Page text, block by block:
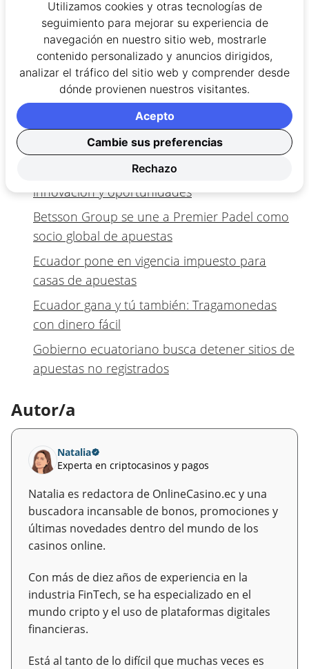
Estaremos atentos a lo que suceda a partir de
esta cumbre, ya que los nuevos proyectos,
productos y juegos se abrirán paso luego de este
encuentro.
Más noticias de casinos online en
Ecuador, aquí:
SBC Summit Rio 2025 regresa con más
innovación y oportunidades
Betsson Group se une a Premier Padel como
socio global de apuestas
Ecuador pone en vigencia impuesto para
casas de apuestas
Ecuador gana y tú también: Tragamonedas
con dinero fácil
Gobierno ecuatoriano busca detener sitios de
apuestas no registrados
Autor/a
Natalia
Experta en criptocasinos y pagos
Natalia es redactora de OnlineCasino.ec y una
buscadora incansable de bonos, promociones y
últimas novedades dentro del mundo de los
casinos online.
Con más de diez años de experiencia en la
industria FinTech, se ha especializado en el
mundo cripto y el uso de plataformas digitales
financieras.
Está al tanto de lo difícil que muchas veces es
Utilizamos cookies y otras tecnologías de
seguimiento para mejorar su experiencia de
navegación en nuestro sitio web, mostrarle
contenido personalizado y anuncios dirigidos,
analizar el tráfico del sitio web y comprender desde
dónde provienen nuestros visitantes.
Cambie sus preferencias
Rechazo
Acepto